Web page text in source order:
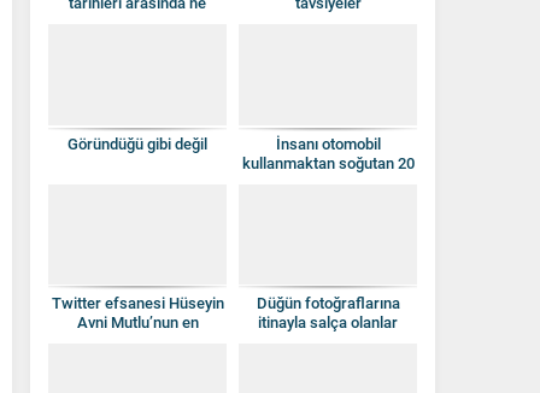
Göründüğü gibi değil
İnsanı otomobil
kullanmaktan soğutan 20
Twitter efsanesi Hüseyin
Avni Mutlu’nun en
Düğün fotoğraflarına
itinayla salça olanlar